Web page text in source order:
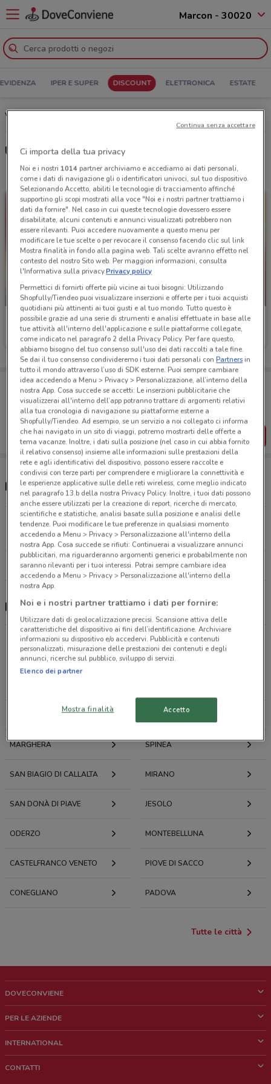
Marcon - 30020
IPER E SUPER DISCOUNT ELETTRONICA ESTATE
volantino PENNY a Marcon
Ultime offerte del volantino PENNY
-3 GIORNI
PENNY
Scade mercoledì 1.3 km
-3 GIORNI
PENNY
Scade mercoledì
Porta DoveConviene sempre con te!
Puoi trovare le migliori offerte dei negozi vicino a te,
salvarle e creare la tua lista del risparmio, comodamente
dal tuo cellulare.
SCARICA L’APP
Negozi PENNY a Marcon
Via Del Vetro, 11 Marcon
1.3 km
CHIUSO
Tutti i negozi PENNY
PENNY, offerte e negozi
Offerte volantini e cataloghi per città nelle vicinanze
TREVISO
MARGHERA SPINEA
SAN BIAGIO DI CALLALTA MIRANO
SAN DONÀ DI PIAVE JESOLO
ODERZO MONTEBELLUNA
CASTELFRANCO VENETO PIOVE DI SACCO
CONEGLIANO PADOVA
Tutte le città
DOVECONVIENE
Chi siamo
Lavora con noi
PER LE AZIENDE
Richieste commerciali e marketing
INTERNATIONAL
CONTATTI
Ci importa della tua privacy
Noi e i nostri 1014partner archiviamo e accediamo ai dati personali,
come i dati di navigazione gli o identificatori univoci, sul tuo dispositivo.
Selezionando Accetto, abiliti le tecnologie di tracciamento affinché
supportino gli scopi mostrati alla voce "Noi e i nostri partner trattiamo i
dati da fornire". Nel caso in cui queste tecnologie dovessero essere
disabilitate, alcuni contenuti e annunci visualizzati potrebbero non
essere rilevanti. Puoi accedere nuovamente a questo menu per
modificare le tue scelte o per revocare il consenso facendo clic sul link
Mostra finalità in fondo alla pagina web. Tali scelte avranno effetto nel
contesto del nostro Sito web. Per maggiori informazioni, consulta
l'Informativa sulla privacy.Privacy policy
Permettici di fornirti offerte più vicine ai tuoi bisogni: Utilizzando
Shopfully/Tiendeo puoi visualizzare inserzioni e offerte per i tuoi acquisti
quotidiani più attinenti ai tuoi gusti e al tuo mondo. Tutto questo è
possibile grazie ad una serie di strumenti e analisi effettuate in base alle
tue attività all'interno dell'applicazione e sulle piattaforme collegate,
come indicato nel paragrafo 2 della Privacy Policy. Per fare questo,
abbiamo bisogno del tuo consenso sull'uso dei dati raccolti a tale fine.
Se dai il tuo consenso condivideremo i tuoi dati personali conPartnersin
tutto il mondo attraverso l’uso di SDK esterne. Puoi sempre cambiare
idea accedendo a Menu > Privacy > Personalizzazione, all’interno della
nostra App. Cosa succede se accetti: Le inserzioni pubblicitarie che
visualizzerai all'interno dell’app potranno trattare di argomenti relativi
alla tua cronologia di navigazione su piattaforme esterne a
Shopfully/Tiendeo. Ad esempio, se un servizio a noi collegato ci informa
che hai navigato in un sito di viaggi, potremo mostrarti delle offerte a
tema vacanze. Inoltre, i dati sulla posizione (nel caso in cui abbia fornito
il relativo consenso) insieme alle informazioni sulle prestazioni della
rete e agli identificativi del dispositivo, possono essere raccolte e
condivisi con terze parti per comprendere e migliorare la connettività e
le esperienze applicative sulle delle reti wireless, come meglio indicato
nel paragrafo 13.b della nostra Privacy Policy. Inoltre, i tuoi dati possono
anche essere utilizzati per la creazione di report, ricerche di mercato,
scientifiche e statistiche, analisi basate sulla posizione e analisi delle
tendenze. Puoi modificare le tue preferenze in qualsiasi momento
accedendo a Menu > Privacy > Personalizzazione all'interno della
nostra App. Cosa succede se rifiuti: Continuerai a visualizzare annunci
pubblicitari, ma riguarderanno argomenti generici e probabilmente non
saranno rilevanti per i tuoi interessi. Potrai sempre cambiare idea
accedendo a Menu > Privacy > Personalizzazione all'interno della
nostra App.
Noi e i nostri partner trattiamo i dati per fornire:
Utilizzare dati di geolocalizzazione precisi. Scansione attiva delle
caratteristiche del dispositivo ai fini dell’identificazione. Archiviare
informazioni su dispositivo e/o accedervi. Pubblicità e contenuti
personalizzati, misurazione delle prestazioni dei contenuti e degli
annunci, ricerche sul pubblico, sviluppo di servizi.
Elenco dei partner
Mostra finalità Accetto
Continua senza accettare